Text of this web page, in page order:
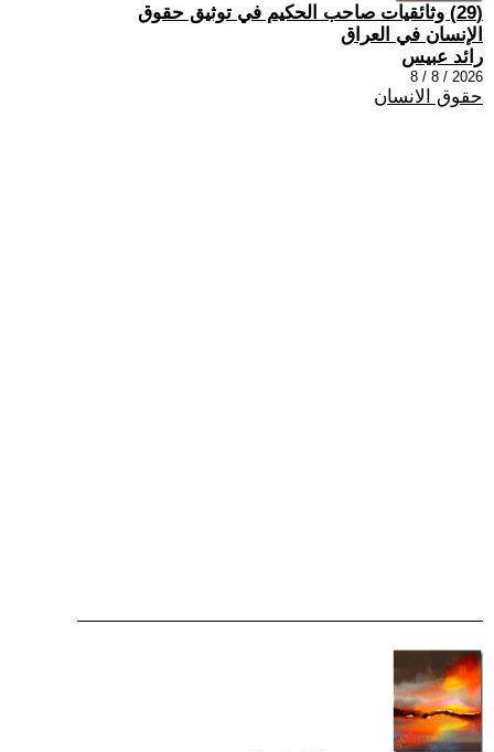
(29) وثائقيات صاحب الحكيم في توثيق حقوق
الإنسان في العراق
رائد عبيس
2026 / 8 / 8
حقوق الانسان